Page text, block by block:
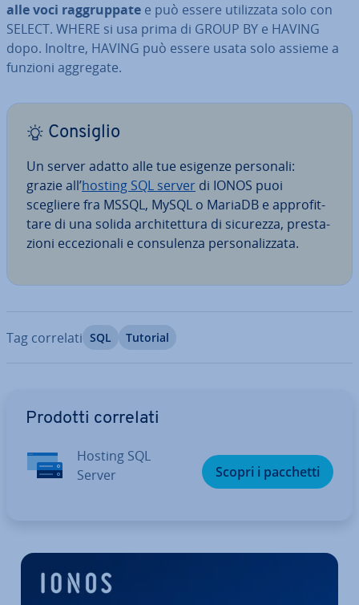
alle voci rag­grup­pa­te e può essere uti­liz­za­ta solo con
SELECT. WHERE si usa prima di GROUP BY e HAVING
dopo. Inoltre, HAVING può essere usata solo assieme a
funzioni aggregate.
Consiglio
Un server adatto alle tue esigenze personali:
grazie all’hosting SQL server di IONOS puoi
scegliere fra MSSQL, MySQL o MariaDB e ap­pro­fit­
ta­re di una solida ar­chi­tet­tu­ra di sicurezza, pre­sta­
zio­ni ec­ce­zio­na­li e con­su­len­za per­so­na­liz­za­ta.
Tag correlati SQL Tutorial
Prodotti correlati
Hosting SQL
Server
Scopri i pacchetti